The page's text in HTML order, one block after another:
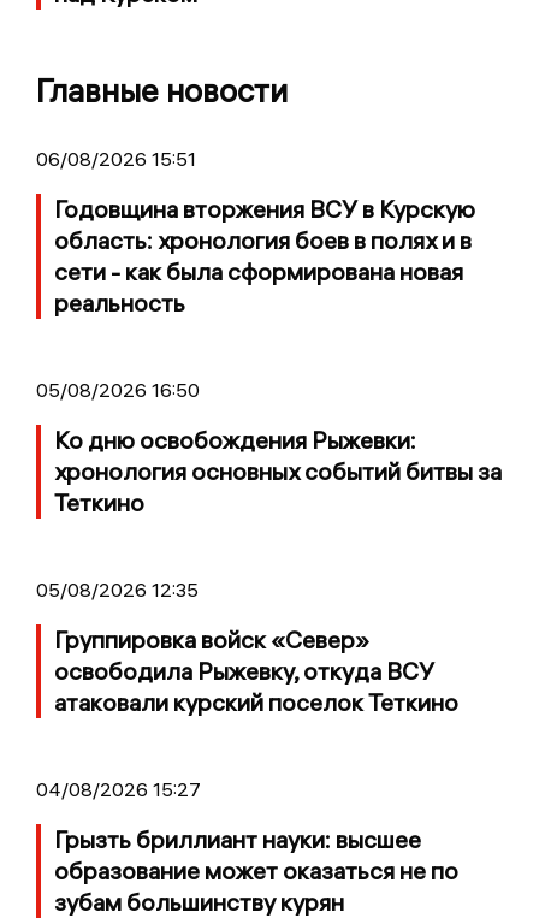
Главные новости
06/08/2026 15:51
Годовщина вторжения ВСУ в Курскую
область: хронология боев в полях и в
сети - как была сформирована новая
реальность
05/08/2026 16:50
Ко дню освобождения Рыжевки:
хронология основных событий битвы за
Теткино
05/08/2026 12:35
Группировка войск «Север»
освободила Рыжевку, откуда ВСУ
атаковали курский поселок Теткино
04/08/2026 15:27
Грызть бриллиант науки: высшее
образование может оказаться не по
зубам большинству курян